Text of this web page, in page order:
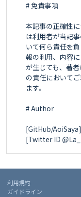
# 免責事項
本記事の正確性
は利用者が当記
いて何ら責任を
報の利用、内容
が生じても、著
の責任において
ます。
# Author
[GitHub/
利用規約
ガイドライン